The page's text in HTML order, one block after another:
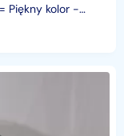
Piękny kolor -
======